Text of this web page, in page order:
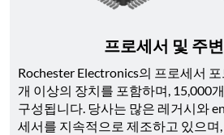
프로세서 및 주
Rochester Electronics의 프로세서
개 이상의 장치를 포함하며, 15,000
구성됩니다. 당사는 많은 레거시와
세서를 지속적으로 제조하고 있으며